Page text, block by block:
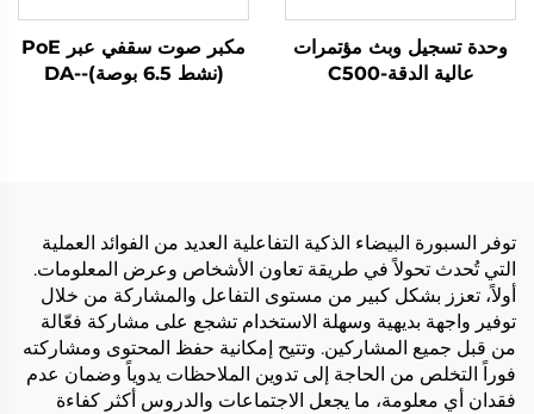
وحدة تسجيل وبث مؤتمرات
عالية الدقة-C500
مكبر صوت سقفي عبر PoE
(نشط 6.5 بوصة)-DA-
توفر السبورة البيضاء الذكية التفاعلية العديد من الفوائد العملية
التي تُحدث تحولاً في طريقة تعاون الأشخاص وعرض المعلومات.
أولاً، تعزز بشكل كبير من مستوى التفاعل والمشاركة من خلال
توفير واجهة بديهية وسهلة الاستخدام تشجع على مشاركة فعّالة
من قبل جميع المشاركين. وتتيح إمكانية حفظ المحتوى ومشاركته
فوراً التخلص من الحاجة إلى تدوين الملاحظات يدوياً وضمان عدم
فقدان أي معلومة، ما يجعل الاجتماعات والدروس أكثر كفاءة